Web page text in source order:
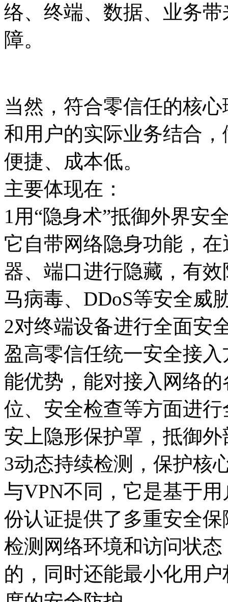
络、终端、数据、业务
障。
当然，符合零信任的核
和用户的实际业务结合
便捷、成本低。
主要体现在：
1用“隐身术”抵御外界安
它自带网络隐身功能，
器、端口进行隐藏，有
马病毒、DDoS等安全威
2对终端设备进行全面安
盈高零信任统一安全接
能优势，能对接入网络
位、安全检查等方面进
安上隐形保护罩，抵御
3动态持续检测，保护核
与VPN不同，它是基于
份认证提供了多重安全
检测网络环境和访问状
的，同时还能最小化用